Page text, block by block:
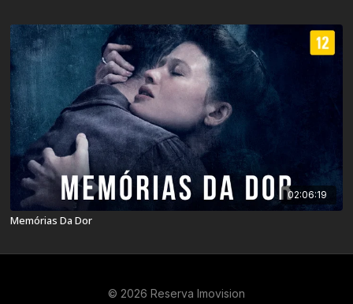
02:06:19
Memórias Da Dor
© 2026 Reserva Imovision